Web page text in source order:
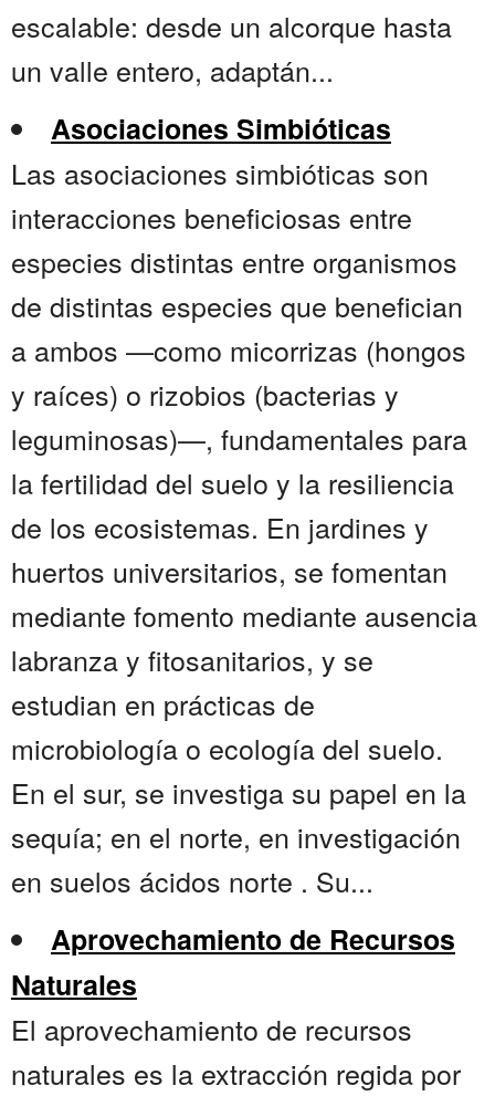
escalable: desde un alcorque hasta
un valle entero, adaptán...
Asociaciones Simbióticas
Las asociaciones simbióticas son
interacciones beneficiosas entre
especies distintas entre organismos
de distintas especies que benefician
a ambos —como micorrizas (hongos
y raíces) o rizobios (bacterias y
leguminosas)—, fundamentales para
la fertilidad del suelo y la resiliencia
de los ecosistemas. En jardines y
huertos universitarios, se fomentan
mediante fomento mediante ausencia
labranza y fitosanitarios, y se
estudian en prácticas de
microbiología o ecología del suelo.
En el sur, se investiga su papel en la
sequía; en el norte, en investigación
en suelos ácidos norte . Su...
Aprovechamiento de Recursos
Naturales
El aprovechamiento de recursos
naturales es la extracción regida por